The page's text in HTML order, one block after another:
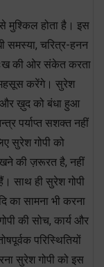
मुश्किल होता है। इस
समस्या, चरित्र-हनन
की ओर संकेत करता
महसूस करेंगे। सुरेश
और ख़ुद को बंधा हुआ
पर्याप्त सशक्त नहीं
सुरेश गोपी को
की ज़रूरत है, नहीं
साथ ही सुरेश गोपी
का सामना भी करना
की सोच, कार्य और
परिस्थितियों
सुरेश गोपी को इस